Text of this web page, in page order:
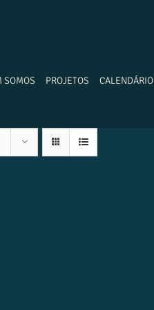
SOMOS
PROJETOS CALENDÁRIO